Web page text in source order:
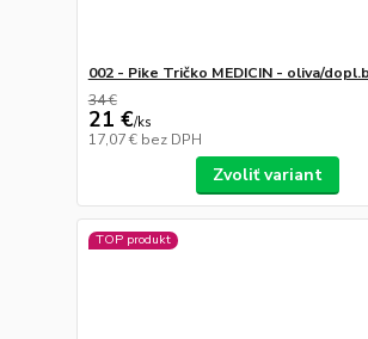
002 - Pike Tričko MEDICIN - oliva/
34 €
21 €/ks
17,07 € bez DPH
Zvoliť variant
TOP produkt